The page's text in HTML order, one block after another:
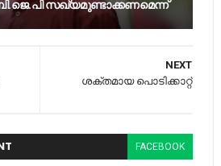
സഖ്യമുണ്ടാക്കണമെന്ന്
NEXT
ശക്തമായ പൊടിക്കാറ്റ്
FACEBOOK